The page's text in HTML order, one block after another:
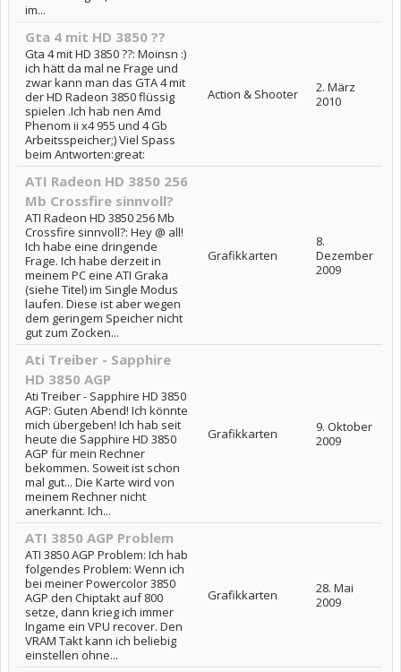
im...
Gta 4 mit HD 3850 ??
Gta 4 mit HD 3850 ??: Moinsn :)
ich hätt da mal ne Frage und
zwar kann man das GTA 4 mit
der HD Radeon 3850 flüssig
spielen .Ich hab nen Amd
Phenom ii x4 955 und 4 Gb
Arbeitsspeicher;) Viel Spass
beim Antworten:great:
Action & Shooter
2. März
2010
ATI Radeon HD 3850 256
Mb Crossfire sinnvoll?
ATI Radeon HD 3850 256 Mb
Crossfire sinnvoll?: Hey @ all!
Ich habe eine dringende
Frage. Ich habe derzeit in
meinem PC eine ATI Graka
(siehe Titel) im Single Modus
laufen. Diese ist aber wegen
dem geringem Speicher nicht
gut zum Zocken...
Grafikkarten
8.
Dezember
2009
Ati Treiber - Sapphire
HD 3850 AGP
Ati Treiber - Sapphire HD 3850
AGP: Guten Abend! Ich könnte
mich übergeben! Ich hab seit
heute die Sapphire HD 3850
AGP für mein Rechner
bekommen. Soweit ist schon
mal gut... Die Karte wird von
meinem Rechner nicht
anerkannt. Ich...
Grafikkarten
9. Oktober
2009
ATI 3850 AGP Problem
ATI 3850 AGP Problem: Ich hab
folgendes Problem: Wenn ich
bei meiner Powercolor 3850
AGP den Chiptakt auf 800
setze, dann krieg ich immer
Ingame ein VPU recover. Den
VRAM Takt kann ich beliebig
einstellen ohne...
Grafikkarten
28. Mai
2009